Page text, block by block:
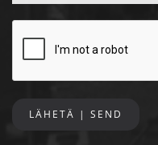
LÄHETÄ | SEND